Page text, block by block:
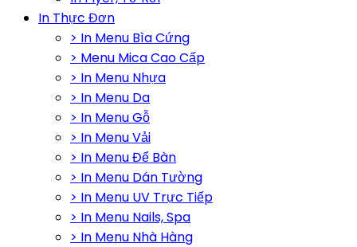
In Thực Đơn
> In Menu Bìa Cứng
> Menu Mica Cao Cấp
> In Menu Nhựa
> In Menu Da
> In Menu Gỗ
> In Menu Vải
> In Menu Để Bàn
> In Menu Dán Tường
> In Menu UV Trực Tiếp
> In Menu Nails, Spa
> In Menu Nhà Hàng